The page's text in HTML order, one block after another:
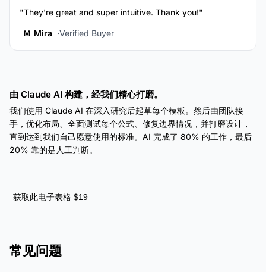
"They're great and super intuitive. Thank you!"
M Mira Verified Buyer
由 Claude AI 构建，经我们精心打磨。
我们使用 Claude AI 在深入研究后起草每个模板。然后由团队接
手，优化布局、全面测试每个公式、修复边界情况，并打磨设计，
直到达到我们自己愿意使用的标准。AI 完成了 80% 的工作，最后
20% 靠的是人工判断。
获取此电子表格 $19
常见问题